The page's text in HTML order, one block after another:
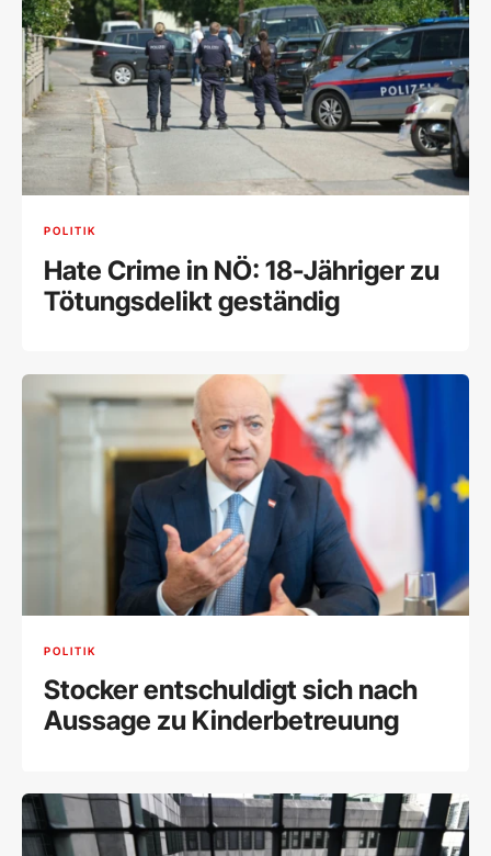
POLITIK
Hate Crime in NÖ: 18-Jähriger zu
Tötungsdelikt geständig
POLITIK
Stocker entschuldigt sich nach
Aussage zu Kinderbetreuung